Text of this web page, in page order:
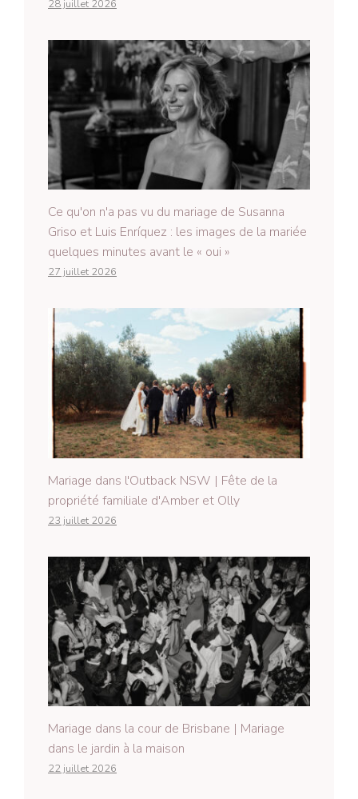
28 juillet 2026
Ce qu'on n'a pas vu du mariage de Susanna
Griso et Luis Enríquez : les images de la mariée
quelques minutes avant le « oui »
27 juillet 2026
Mariage dans l'Outback NSW | Fête de la
propriété familiale d'Amber et Olly
23 juillet 2026
Mariage dans la cour de Brisbane | Mariage
dans le jardin à la maison
22 juillet 2026